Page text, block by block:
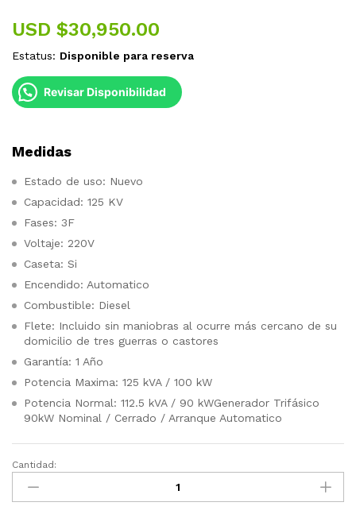
USD $30,950.00
Estatus: Disponible para reserva
Revisar Disponibilidad
Medidas
Estado de uso: Nuevo
Capacidad: 125 KV
Fases: 3F
Voltaje: 220V
Caseta: Si
Encendido: Automatico
Combustible: Diesel
Flete: Incluido sin maniobras al ocurre más cercano de su
domicilio de tres guerras o castores
Garantía: 1 Año
Potencia Maxima: 125 kVA / 100 kW
Potencia Normal: 112.5 kVA / 90 kWGenerador Trifásico
90kW Nominal / Cerrado / Arranque Automatico
Generador
Electrico
125
Cantidad: